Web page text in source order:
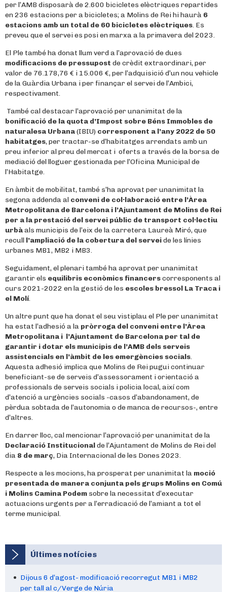
per l’AMB disposarà de 2.600 bicicletes elèctriques repartides
en 236 estacions per a bicicletes; a Molins de Rei hi haurà 6
estacions amb un total de 60 bicicletes elèctriques. Es
preveu que el servei es posi en marxa a la primavera del 2023.
El Ple també ha donat llum verd a l’aprovació de dues
modificacions de pressupost de crèdit extraordinari, per
valor de 76.178,76 € i 15.006 €, per l’adquisició d’un nou vehicle
de la Guàrdia Urbana i per finançar el servei de l’Ambici,
respectivament.
També cal destacar l’aprovació per unanimitat de la
bonificació de la quota d’Impost sobre Béns Immobles de
naturalesa Urbana(IBIU) corresponent a l’any 2022 de 50
habitatges, per tractar-se d’habitatges arrendats amb un
preu inferior al preu del mercat i oferts a través de la borsa de
mediació del lloguer gestionada per l’Oficina Municipal de
l’Habitatge.
En àmbit de mobilitat, també s’ha aprovat per unanimitat la
segona addenda al conveni de col·laboració entre l’Àrea
Metropolitana de Barcelona i l’Ajuntament de Molins de Rei
per a la prestació del servei públic de transport col·lectiu
urbàals municipis de l’eix de la carretera Laureà Miró, que
recull l’ampliació de la cobertura del serveide les línies
urbanes MB1, MB2 i MB3.
Seguidament, el plenari també ha aprovat per unanimitat
garantir els equilibris econòmics financerscorresponents al
curs 2021-2022 en la gestió de les escoles bressol La Traca i
el Molí.
Un altre punt que ha donat el seu vistiplau el Ple per unanimitat
ha estat l’adhesió a la pròrroga del conveni entre l’Àrea
Metropolitana i l’Ajuntament de Barcelona per tal de
garantir i dotar els municipis de l’AMB dels serveis
assistencials en l’àmbit de les emergències socials.
Aquesta adhesió implica que Molins de Rei pugui continuar
beneficiant-se de serveis d’assessorament i orientació a
professionals de serveis socials i policia local, així com
d’atenció a urgències socials -casos d’abandonament, de
pèrdua sobtada de l’autonomia o de manca de recursos-, entre
d’altres.
En darrer lloc, cal mencionar l’aprovació per unanimitat de la
Declaració Institucionalde l’Ajuntament de Molins de Rei del
dia 8 de març, Dia Internacional de les Dones 2023.
Respecte a les mocions, ha prosperat per unanimitat la moció
presentada de manera conjunta pels grups Molins en Comú
i Molins Camina Podem sobre la necessitat d’executar
actuacions urgents per a l’erradicació de l’amiant a tot el
terme municipal.
Últimes notícies
Dijous 6 d’agost- modificació recorregut MB1 i MB2
per tall al c/Verge de Núria